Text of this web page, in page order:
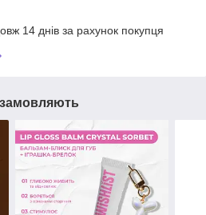
14 днів за рахунок покупця